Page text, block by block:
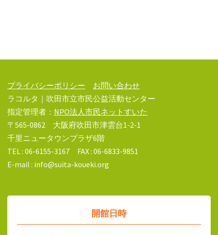
プライバシーポリシー
お問い合わせ
ラコルタ｜吹田市立市民公益活動センター
指定管理者： NPO法人市民ネットすいた
〒565-0862 大阪府吹田市津雲台1-2-1
千里ニュータウンプラザ6階
TEL : 06-6155-3167 FAX : 06-6833-9851
E-mail : info@suita-koueki.org
開館日時